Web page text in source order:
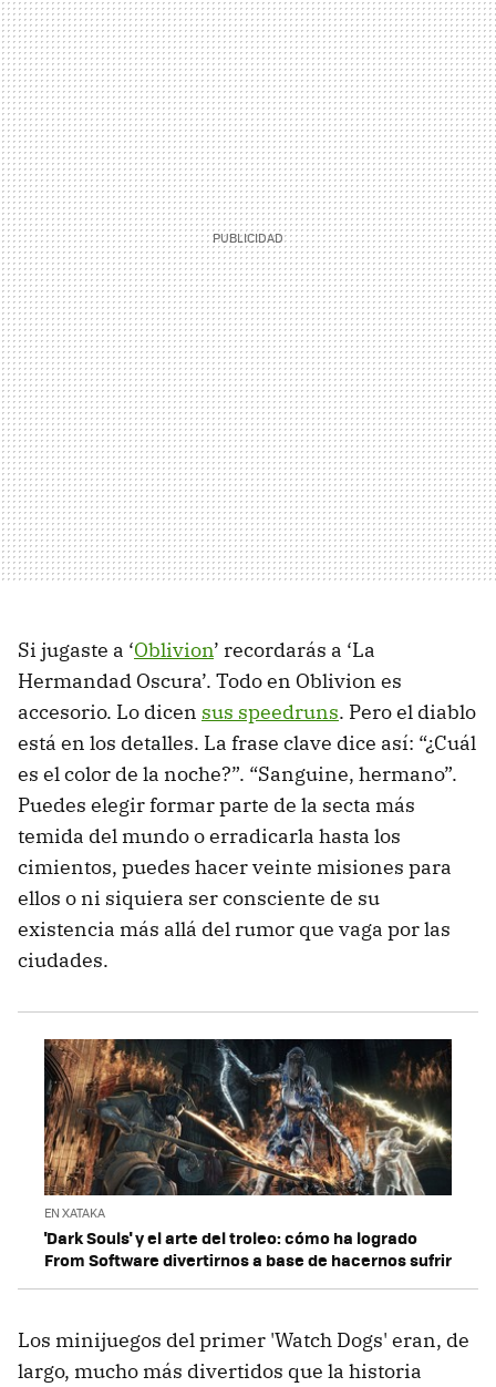
Si jugaste a ‘Oblivion’ recordarás a ‘La
Hermandad Oscura’. Todo en Oblivion es
accesorio. Lo dicen sus speedruns. Pero el diablo
está en los detalles. La frase clave dice así: “¿Cuál
es el color de la noche?”. “Sanguine, hermano”.
Puedes elegir formar parte de la secta más
temida del mundo o erradicarla hasta los
cimientos, puedes hacer veinte misiones para
ellos o ni siquiera ser consciente de su
existencia más allá del rumor que vaga por las
ciudades.
EN XATAKA
'Dark Souls' y el arte del troleo: cómo ha logrado
From Software divertirnos a base de hacernos sufrir
Los minijuegos del primer 'Watch Dogs' eran, de
largo, mucho más divertidos que la historia